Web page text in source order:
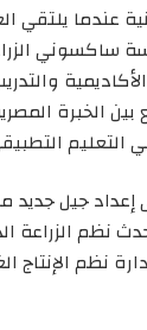
عندما يلتقي
ساكسوني
الخبرة
التعليم
جيل جديد
نظم الزراعة
نظم الإنتاج